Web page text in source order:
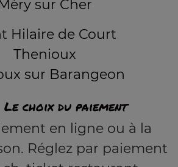
sur Cher
Hilaire de Court
Thenioux
sur Barangeon
Le choix du paiement
en ligne ou à la
Réglez par paiement